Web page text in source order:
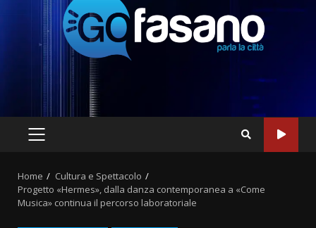
PRIMARY
Home
Cultura e Spettacolo
Progetto «Hermes», dalla danza contemporanea a «Come
Musica» continua il percorso laboratoriale